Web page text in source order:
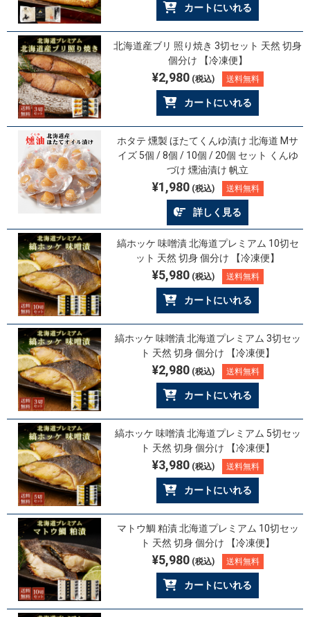
カートにいれる
北海道産ブリ 照り焼き 3切セット 天然 切身
個分け 【冷凍便】
¥2,980(税込) 送料無料
カートにいれる
ホタテ 燻製 ほたてくんゆ漬け 北海道 Mサ
イズ 5個 / 8個 / 10個 / 20個 セット くんゆ
づけ 燻油漬け 帆立
¥1,980(税込) 送料無料
詳しく見る
縞ホッケ 味噌漬 北海道プレミアム 10切セ
ット 天然 切身 個分け 【冷凍便】
¥5,980(税込) 送料無料
カートにいれる
縞ホッケ 味噌漬 北海道プレミアム 3切セッ
ト 天然 切身 個分け 【冷凍便】
¥2,980(税込) 送料無料
カートにいれる
縞ホッケ 味噌漬 北海道プレミアム 5切セッ
ト 天然 切身 個分け 【冷凍便】
¥3,980(税込) 送料無料
カートにいれる
マトウ鯛 粕漬 北海道プレミアム 10切セッ
ト 天然 切身 個分け 【冷凍便】
¥5,980(税込) 送料無料
カートにいれる